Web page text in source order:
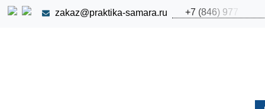
zakaz@praktika-samara.ru +7 (846) 977